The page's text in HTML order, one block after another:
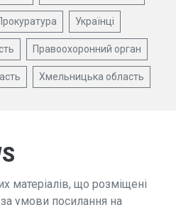
Українці
Правоохоронний орган
Хмельницька область
матеріалів, що розміщені
за умови посилання на